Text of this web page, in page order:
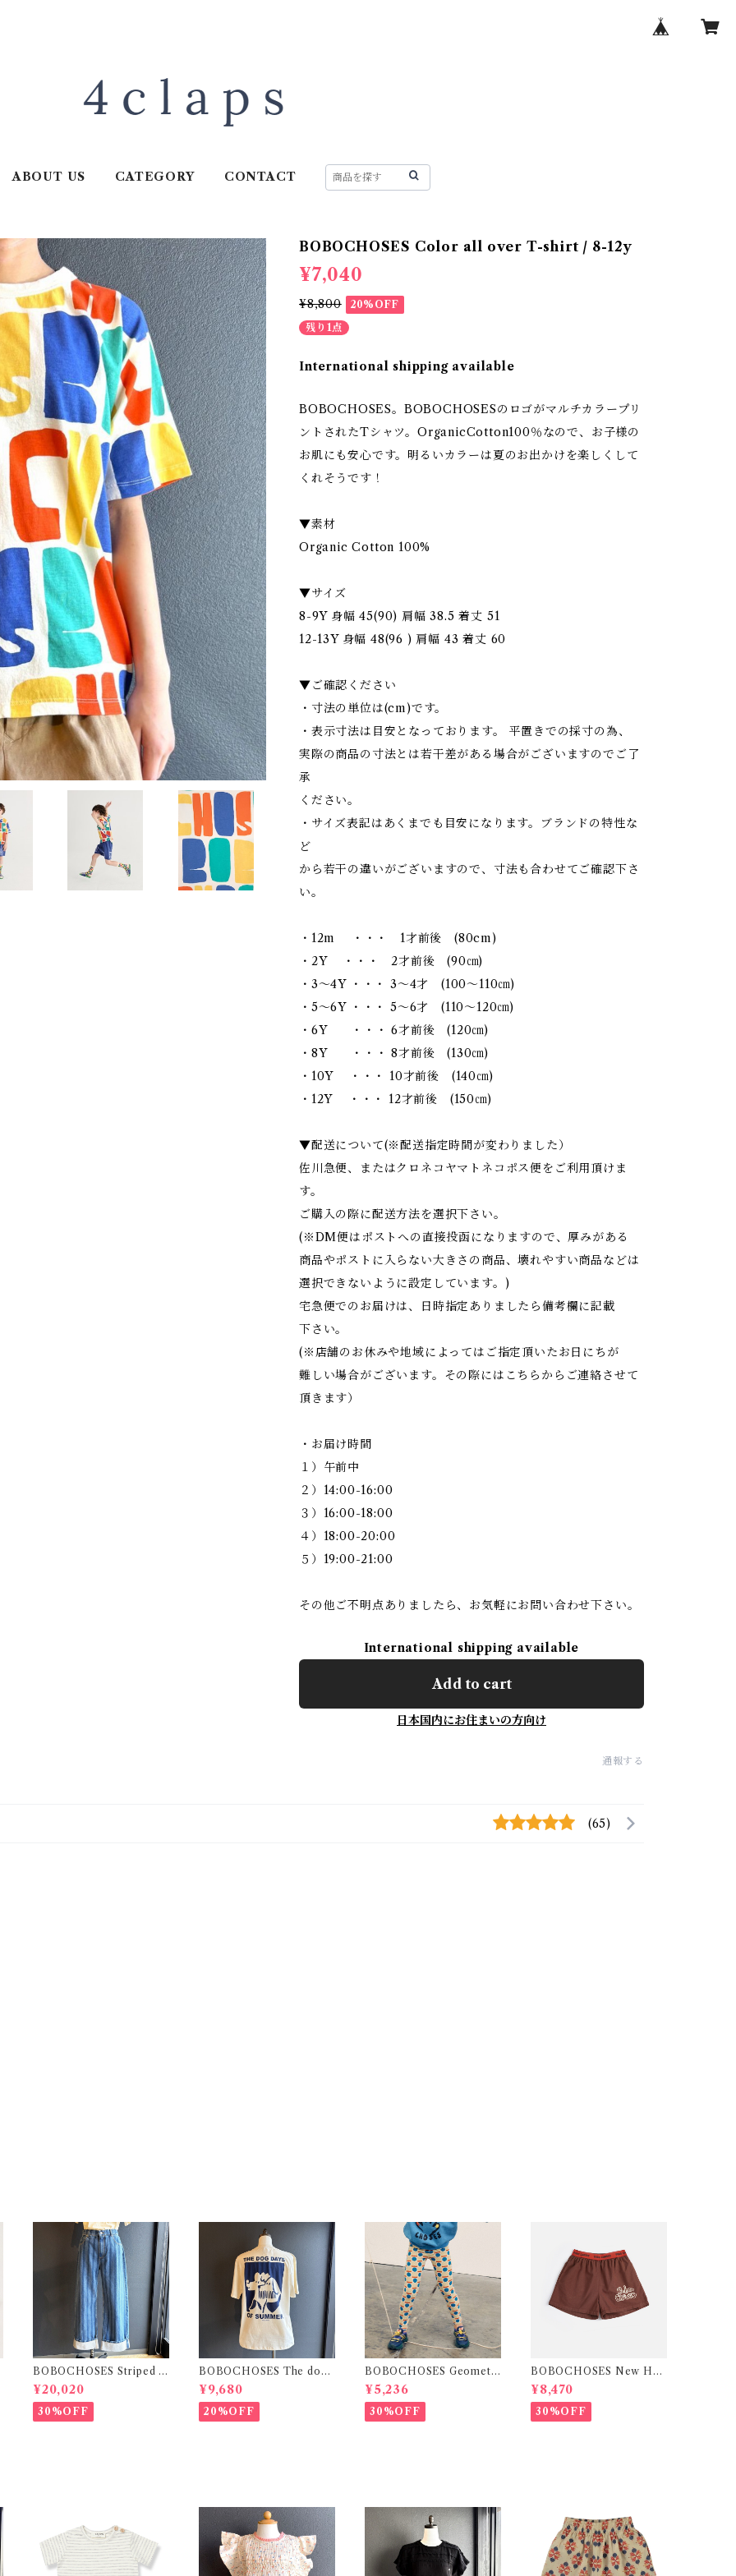
ABOUT US CATEGORY CONTACT
BOBOCHOSES Color all over T-shirt / 8-12y
¥7,040
¥8,800
20%OFF
残り1点
International shipping available
BOBOCHOSES。BOBOCHOSESのロゴがマルチカラープリ
ントされたTシャツ。OrganicCotton100％なので、お子様の
お肌にも安心です。明るいカラーは夏のお出かけを楽しくして
くれそうです！
▼素材
Organic Cotton 100%
▼サイズ
8-9Y 身幅 45(90) 肩幅 38.5 着丈 51
12-13Y 身幅 48(96 ) 肩幅 43 着丈 60
▼ご確認ください
・寸法の単位は(cm)です。
・表示寸法は目安となっております。 平置きでの採寸の為、
実際の商品の寸法とは若干差がある場合がございますのでご了
承
ください。
・サイズ表記はあくまでも目安になります。ブランドの特性な
ど
から若干の違いがございますので、寸法も合わせてご確認下さ
い。
・12m ・・・ 1才前後 (80cm)
・2Y ・・・ 2才前後 (90㎝)
・3～4Y ・・・ 3～4才 (100～110㎝)
・5～6Y ・・・ 5～6才 (110～120㎝)
・6Y ・・・ 6才前後 (120㎝)
・8Y ・・・ 8才前後 (130㎝)
・10Y ・・・ 10才前後 (140㎝)
・12Y ・・・ 12才前後 (150㎝)
▼配送について(※配送指定時間が変わりました）
佐川急便、またはクロネコヤマトネコポス便をご利用頂けま
す。
ご購入の際に配送方法を選択下さい。
(※DM便はポストへの直接投函になりますので、厚みがある
商品やポストに入らない大きさの商品、壊れやすい商品などは
選択できないように設定しています。)
宅急便でのお届けは、日時指定ありましたら備考欄に記載
下さい。
(※店舗のお休みや地域によってはご指定頂いたお日にちが
難しい場合がございます。その際にはこちらからご連絡させて
頂きます）
・お届け時間
１）午前中
２）14:00-16:00
３）16:00-18:00
４）18:00-20:00
５）19:00-21:00
その他ご不明点ありましたら、お気軽にお問い合わせ下さい。
International shipping available
Add to cart
日本国内にお住まいの方向け
通報する
(65)
BOBOCHOSES Striped w
ide-leg denim pants / M
¥20,020
30%OFF
BOBOCHOSES The dog
day of summer unisex T-
shirt / S.M
¥9,680
20%OFF
BOBOCHOSES Geometri
¥5,236
30%OFF
BOBOCHOSES New Hai
rline denim bermuda sho
rts / 2-6Y
¥8,470
30%OFF